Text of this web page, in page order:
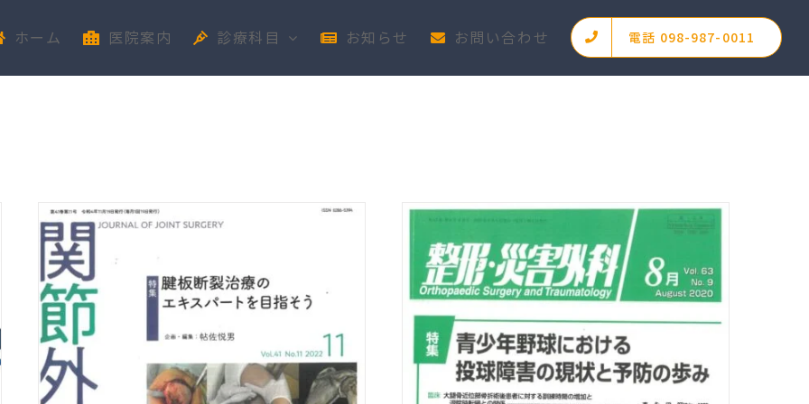
ホーム 医院案内 診療科目 お知らせ お問い合わせ 電話 098-987-0011